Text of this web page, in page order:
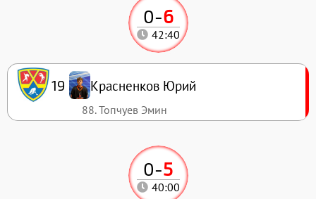
0-5
40:00
0-6
42:40
19 Красненков Юрий
88. Топчуев Эмин